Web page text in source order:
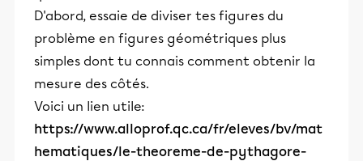
D'abord, essaie de diviser tes figures du
problème en figures géométriques plus
simples dont tu connais comment obtenir la
mesure des côtés.
Voici un lien utile:
https://www.alloprof.qc.ca/fr/eleves/bv/mat
hematiques/le-theoreme-de-pythagore-